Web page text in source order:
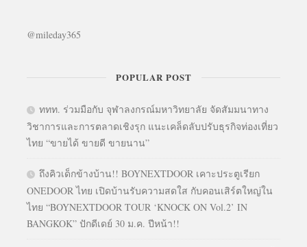
@mileday365
POPULAR POST
ททท. ร่วมมือกับ จุฬาลงกรณ์มหาวิทยาลัย จัดสัมมนาทาง
วิชาการและการตลาดเชิงรุก แนะเคล็ดลับปรับธุรกิจท่องเที่ยว
ไทย “ขายได้ ขายดี ขายนาน”
ถึงคิวเด็กข้างบ้าน!! BOYNEXTDOOR เคาะประตูเรียก
ONEDOOR ไทย เปิดบ้านรับความสดใส กับคอนเสิร์ตใหญ่ใน
ไทย “BOYNEXTDOOR TOUR ‘KNOCK ON Vol.2’ IN
BANGKOK” ปักดีเดย์ 30 ม.ค. ปีหน้า!!